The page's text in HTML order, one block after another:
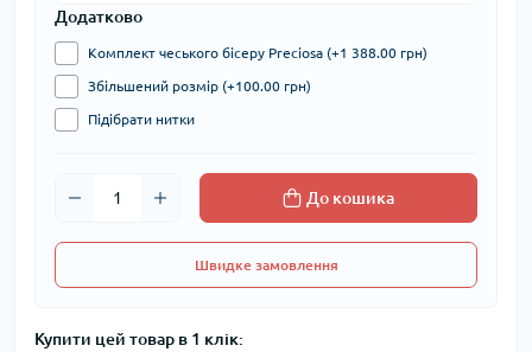
Додатково
Комплект чеського бісеру Preciosa (+1 388.00 грн)
Збільшений розмір (+100.00 грн)
Підібрати нитки
До кошика
Швидке замовлення
Купити цей товар в 1 клік: